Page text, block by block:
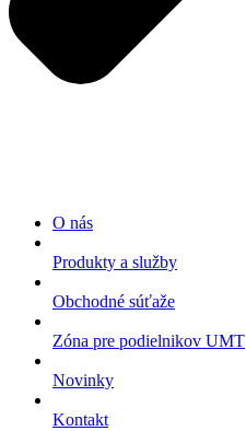
O nás
Produkty a služby
Obchodné súťaže
Zóna pre podielnikov UMT
Novinky
Kontakt